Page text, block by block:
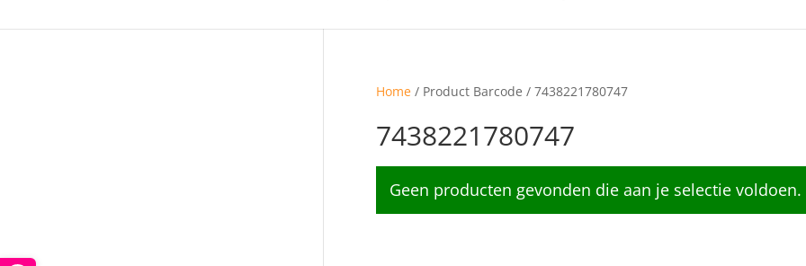
Home/ Product Barcode / 7438221780747
7438221780747
Geen producten gevonden die aan je selectie voldoen.